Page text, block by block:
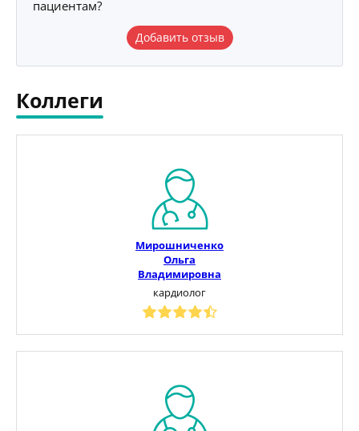
пациентам?
Добавить отзыв
Коллеги
Мирошниченко
Ольга
Владимировна
кардиолог